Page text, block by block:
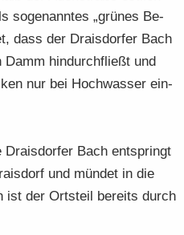
so­ge­nann­tes „grü­nes Be­
dass der Drai­s­dor­fer Bach
hin­durch­fließt und
nur bei Hoch­was­ser ein­
Drai­s­dor­fer Bach ent­springt
und mün­det in die
ist der Orts­teil be­reits durch